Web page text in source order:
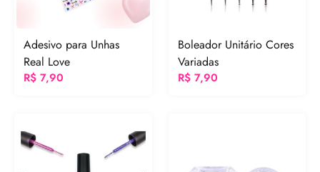
Adesivo para Unhas
Real Love
R$ 7,90
Boleador Unitário Cores
Variadas
R$7,90